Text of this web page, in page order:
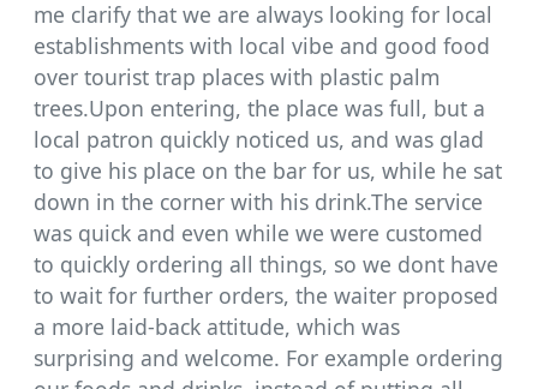
me clarify that we are always looking for local
establishments with local vibe and good food
over tourist trap places with plastic palm
trees.Upon entering, the place was full, but a
local patron quickly noticed us, and was glad
to give his place on the bar for us, while he sat
down in the corner with his drink.The service
was quick and even while we were customed
to quickly ordering all things, so we dont have
to wait for further orders, the waiter proposed
a more laid-back attitude, which was
surprising and welcome. For example ordering